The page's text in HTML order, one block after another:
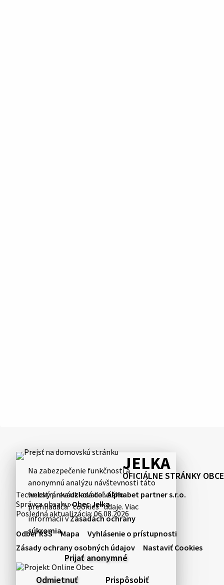
Na zabezpečenie funkčnosti a
anonymnú analýzu návštevnosti táto
webstránka ukladá do vášho
prehliadača "cookies" údaje. Viac
informácií vZásadách ochrany
súkromia.
Prijať anonymné
Odmietnuť
Prispôsobiť
JELKA
OFICIÁLNE STRÁNKY OBCE
Technický prevádzkovateľ:Alphabet partner s.r.o.
Správca obsahu:Obec Jelka
Posledná aktualizácia: 06.08.2026
Odber RSS
Mapa
Vyhlásenie o prístupnosti
Zásady ochrany osobných údajov
Nastaviť Cookies